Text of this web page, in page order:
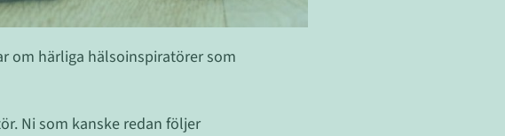
om härliga hälsoinspiratörer som
Ni som kanske redan följer